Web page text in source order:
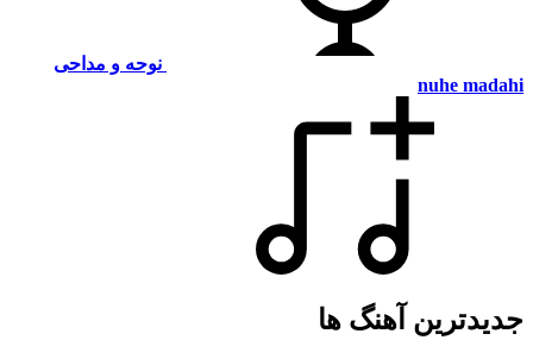
نوحه و مداحی
nuhe madahi
جدیدترین آهنگ ها